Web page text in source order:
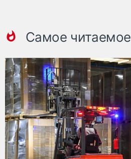
Самое читаемое